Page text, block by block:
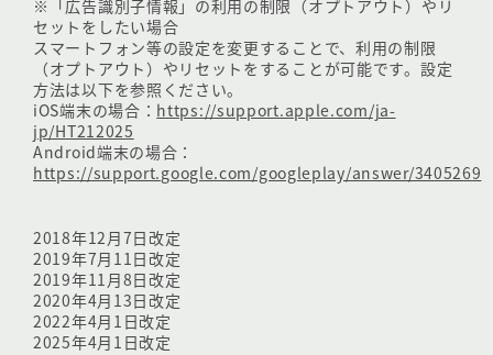
※「広告識別子情報」の利用の制限（オプトアウト）やリ
セットをしたい場合
スマートフォン等の設定を変更することで、利用の制限
（オプトアウト）やリセットをすることが可能です。設定
方法は以下を参照ください。
iOS端末の場合： https://support.apple.com/ja-
jp/HT212025
Android端末の場合：
https://support.google.com/googleplay/answer/3405269
2018年12月7日改定
2019年7月11日改定
2019年11月8日改定
2020年4月13日改定
2022年4月1日改定
2025年4月1日改定